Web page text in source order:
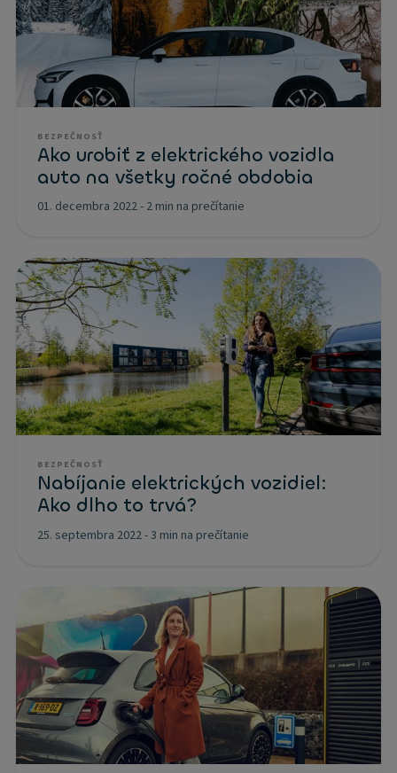
BEZPEČNOSŤ
Ako urobiť z elektrického vozidla
auto na všetky ročné obdobia
01. decembra 2022- 2 min na prečítanie
BEZPEČNOSŤ
Nabíjanie elektrických vozidiel:
Ako dlho to trvá?
25. septembra 2022-3 min na prečítanie